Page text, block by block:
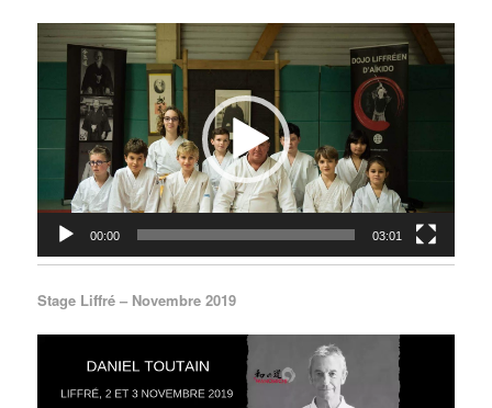
Lecteur
00:00 03:01
Stage Liffré – Novembre 2019